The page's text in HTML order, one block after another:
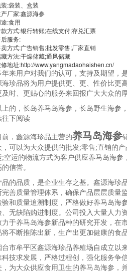
:袋装、盒装
厂家:鑫源海参
:食用
方式:银行转账;在线支付;存兑汇票
服务:
方式:广告销售;批发零售;厂家直销
方法:干燥储藏;通风储藏
地址:http://www.yangmadaohaishen.cn/
年来用户对我们的认可，支持及期望，
海珍品将为用户提供更、更、性价比更
及时、更贴心的服务来回报广大大众的
上的，长岛养马岛海参，长岛野生海参
往下阅读
前，鑫源海珍品主营的养马岛海参
，可以为大众提供的批发;零售;直销的
;空运的物流方式为客户供应养马岛海参
信誉。
品的品质，是企业生存之基。鑫源海珍
完善质量管理体系，确保产品层层质量
验和质量追溯制度，严格做好养马岛海
、无缺陷购进制度。公司投入大量人力
力于养马岛海参新品种的研究开发，在
将不断推陈出新，生产出更加健康的食
台市牟平区鑫源海珍品养殖场自成立以
科技求发展，严格过程创，强化服务争
，为大众供应食用卫生的养马岛海参，